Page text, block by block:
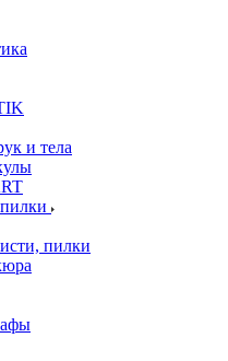
и тела
пилки